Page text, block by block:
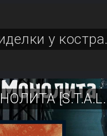
у